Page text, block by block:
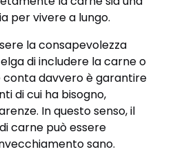
per vivere a lungo.
la consapevolezza
di includere la carne o
conta davvero è garantire
di cui ha bisogno,
In questo senso, il
carne può essere
sano.